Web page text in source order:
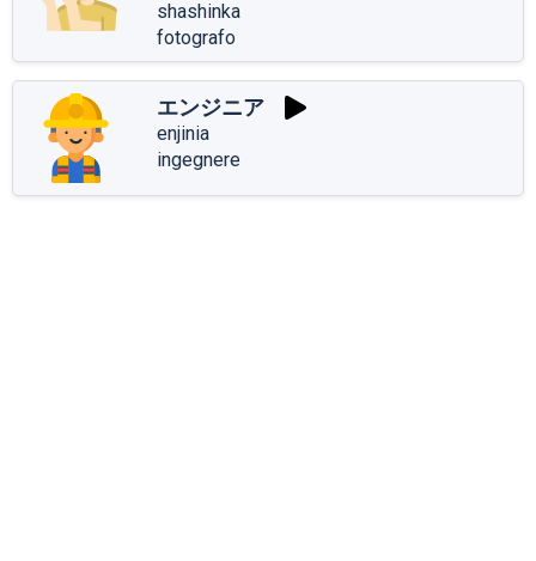
shashinka
fotografo
エンジニア
enjinia
ingegnere